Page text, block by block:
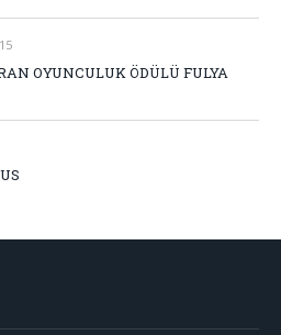
OYUNCULUK ÖDÜLÜ FULYA